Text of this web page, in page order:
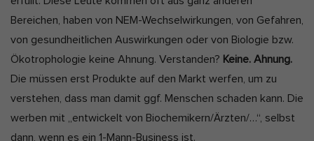
Bereichen, haben von NEM-Wechselwirkungen, von Gefahren,
von gesundheitlichen Auswirkungen oder von Biologie bzw.
Ökotrophologie keine Ahnung. Verstanden? Keine. Ahnung.
Die müssen erst Produkte auf den Markt werfen, um zu
verstehen, dass man damit ggf. Menschen schaden kann. Die
werben mit „entwickelt von Biochemikern/Ärzten/…“, selbst
dann, wenn es ein 1-Mann-Business ist.